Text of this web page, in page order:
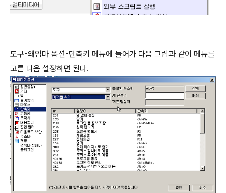
도구-왜임마 옵션-단축키 메뉴에 들어가 다음 그림과 같이 메뉴를
고른 다음 설정하면 된다.